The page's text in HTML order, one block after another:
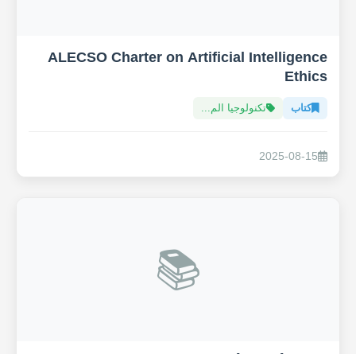
ALECSO Charter on Artificial Intelligence
Ethics
كتاب تكنولوجيا الم...
2025-08-15
📚